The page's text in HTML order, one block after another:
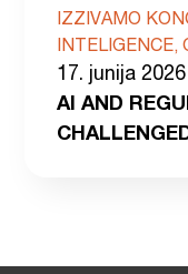
IZZIVAMO
INTELIGENCE,
17. junija 2026
AI AND